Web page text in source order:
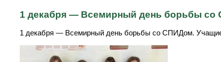
1 декабря — Всемирный день борьбы
1 декабря — Всемирный день борьбы со СПИДом.